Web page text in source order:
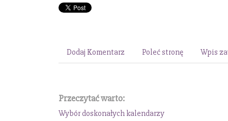
Dodaj Komentarz Poleć stronę Wpis
Przeczytać warto:
Wybór doskonałych kalendarzy